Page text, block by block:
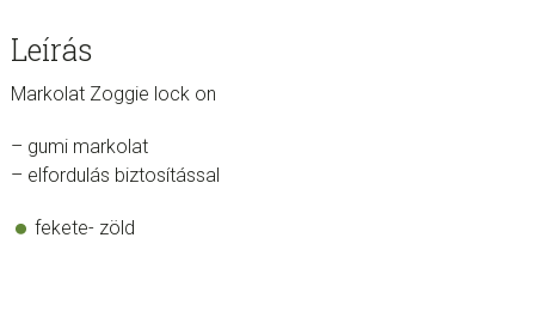
Leírás
Markolat Zoggie lock on
– gumi markolat
– elfordulás biztosítással
fekete- zöld